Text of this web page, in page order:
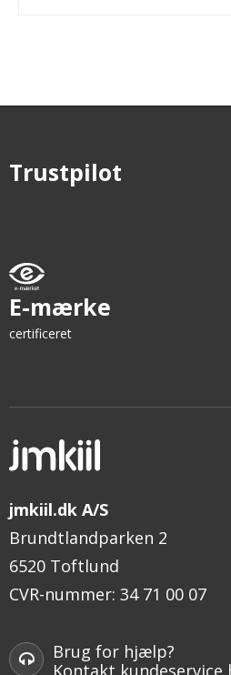
Trustpilot
E-mærke
certificeret
jmkiil.dk A/S
Brundtlandparken 2
6520 Toftlund
CVR-nummer: 34 71 00 07
Brug for hjælp?